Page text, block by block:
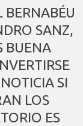
SANZ,
BUENA
SI
LOS
ES